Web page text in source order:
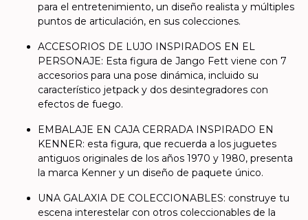
para el entretenimiento, un diseño realista y múltiples
puntos de articulación, en sus colecciones.
ACCESORIOS DE LUJO INSPIRADOS EN EL
PERSONAJE: Esta figura de Jango Fett viene con 7
accesorios para una pose dinámica, incluido su
característico jetpack y dos desintegradores con
efectos de fuego.
EMBALAJE EN CAJA CERRADA INSPIRADO EN
KENNER: esta figura, que recuerda a los juguetes
antiguos originales de los años 1970 y 1980, presenta
la marca Kenner y un diseño de paquete único.
UNA GALAXIA DE COLECCIONABLES: construye tu
escena interestelar con otros coleccionables de la